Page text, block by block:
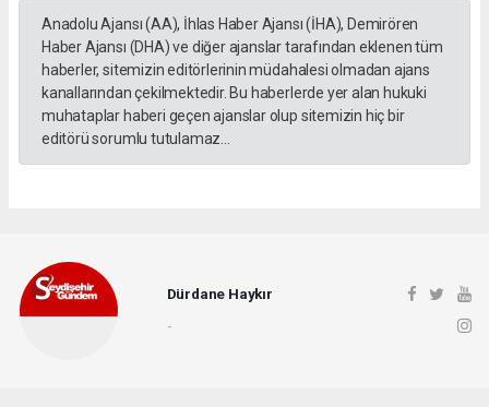
Anadolu Ajansı (AA), İhlas Haber Ajansı (İHA), Demirören
Haber Ajansı (DHA) ve diğer ajanslar tarafından eklenen tüm
haberler, sitemizin editörlerinin müdahalesi olmadan ajans
kanallarından çekilmektedir. Bu haberlerde yer alan hukuki
muhataplar haberi geçen ajanslar olup sitemizin hiç bir
editörü sorumlu tutulamaz...
Dürdane Haykır
-